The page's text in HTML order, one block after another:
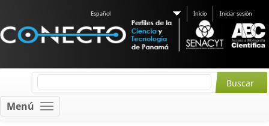
Español Inicio Iniciar sesión
Menú